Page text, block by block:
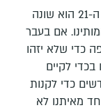
האתגר המרכזי העומד בפני עובד ה' במאה ה-21 הוא שונה
אם בעבר
כדי שלא יזהו
לקיים
כדי לקנות
מאיתנו לא